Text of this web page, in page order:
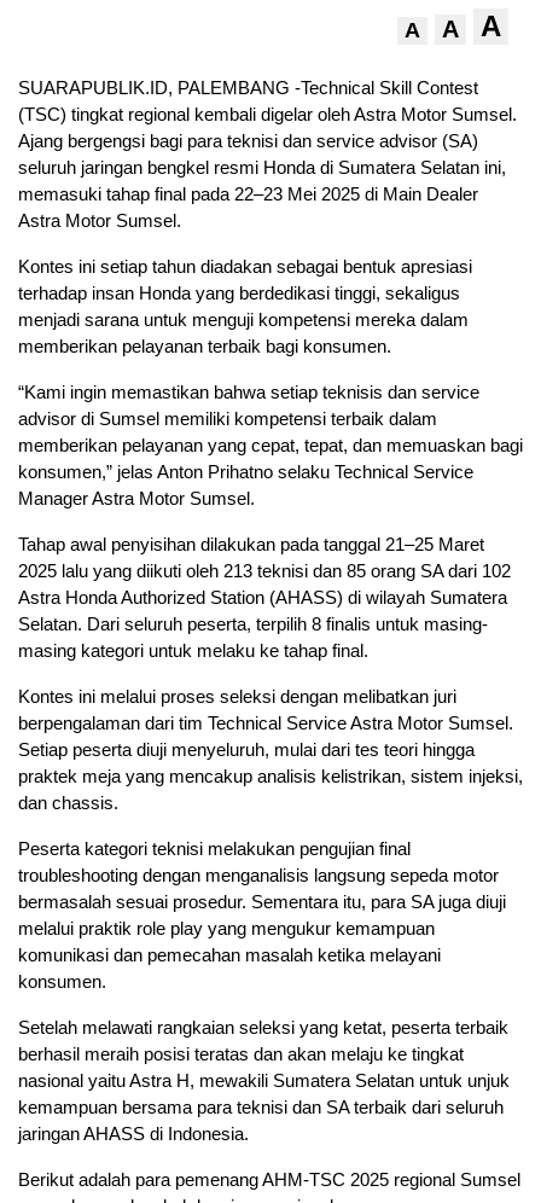
A A A
SUARAPUBLIK.ID, PALEMBANG -Technical Skill Contest
(TSC) tingkat regional kembali digelar oleh Astra Motor Sumsel.
Ajang bergengsi bagi para teknisi dan service advisor (SA)
seluruh jaringan bengkel resmi Honda di Sumatera Selatan ini,
memasuki tahap final pada 22–23 Mei 2025 di Main Dealer
Astra Motor Sumsel.
Kontes ini setiap tahun diadakan sebagai bentuk apresiasi
terhadap insan Honda yang berdedikasi tinggi, sekaligus
menjadi sarana untuk menguji kompetensi mereka dalam
memberikan pelayanan terbaik bagi konsumen.
“Kami ingin memastikan bahwa setiap teknisis dan service
advisor di Sumsel memiliki kompetensi terbaik dalam
memberikan pelayanan yang cepat, tepat, dan memuaskan bagi
konsumen,” jelas Anton Prihatno selaku Technical Service
Manager Astra Motor Sumsel.
Tahap awal penyisihan dilakukan pada tanggal 21–25 Maret
2025 lalu yang diikuti oleh 213 teknisi dan 85 orang SA dari 102
Astra Honda Authorized Station (AHASS) di wilayah Sumatera
Selatan. Dari seluruh peserta, terpilih 8 finalis untuk masing-
masing kategori untuk melaku ke tahap final.
Kontes ini melalui proses seleksi dengan melibatkan juri
berpengalaman dari tim Technical Service Astra Motor Sumsel.
Setiap peserta diuji menyeluruh, mulai dari tes teori hingga
praktek meja yang mencakup analisis kelistrikan, sistem injeksi,
dan chassis.
Peserta kategori teknisi melakukan pengujian final
troubleshooting dengan menganalisis langsung sepeda motor
bermasalah sesuai prosedur. Sementara itu, para SA juga diuji
melalui praktik role play yang mengukur kemampuan
komunikasi dan pemecahan masalah ketika melayani
konsumen.
Setelah melawati rangkaian seleksi yang ketat, peserta terbaik
berhasil meraih posisi teratas dan akan melaju ke tingkat
nasional yaitu Astra H, mewakili Sumatera Selatan untuk unjuk
kemampuan bersama para teknisi dan SA terbaik dari seluruh
jaringan AHASS di Indonesia.
Berikut adalah para pemenang AHM-TSC 2025 regional Sumsel